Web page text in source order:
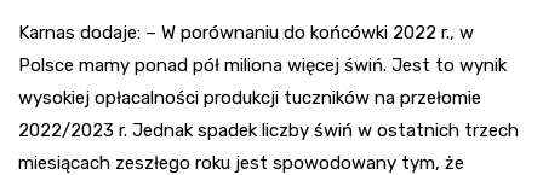
Karnas dodaje: – W porównaniu do końcówki 2022 r., w
Polsce mamy ponad pół miliona więcej świń. Jest to wynik
wysokiej opłacalności produkcji tuczników na przełomie
2022/2023 r. Jednak spadek liczby świń w ostatnich trzech
miesiącach zeszłego roku jest spowodowany tym, że